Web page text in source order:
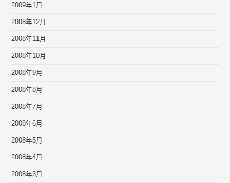
2009年1月
2008年12月
2008年11月
2008年10月
2008年9月
2008年8月
2008年7月
2008年6月
2008年5月
2008年4月
2008年3月